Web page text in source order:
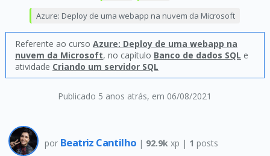
Publicado 5 anos atrás, em 06/08/2021
Azure: Deploy de uma webapp na nuvem da Microsoft
Referente ao curso Azure: Deploy de uma webapp na
nuvem da Microsoft, no capítulo Banco de dados SQL e
atividade Criando um servidor SQL
por Beatriz Cantilho | 92.9k xp | 1 posts